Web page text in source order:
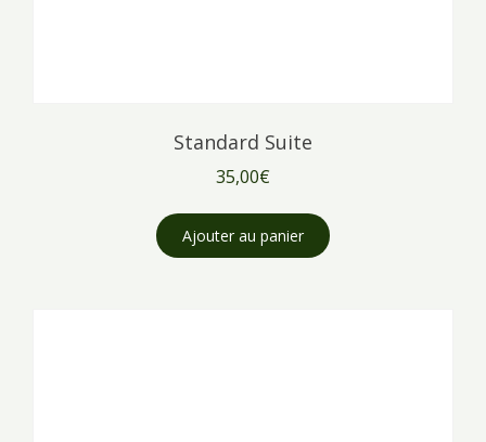
Standard Suite
35,00€
Ajouter au panier